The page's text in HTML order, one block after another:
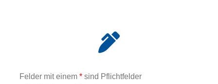
Felder mit einem * sind Pflichtfelder